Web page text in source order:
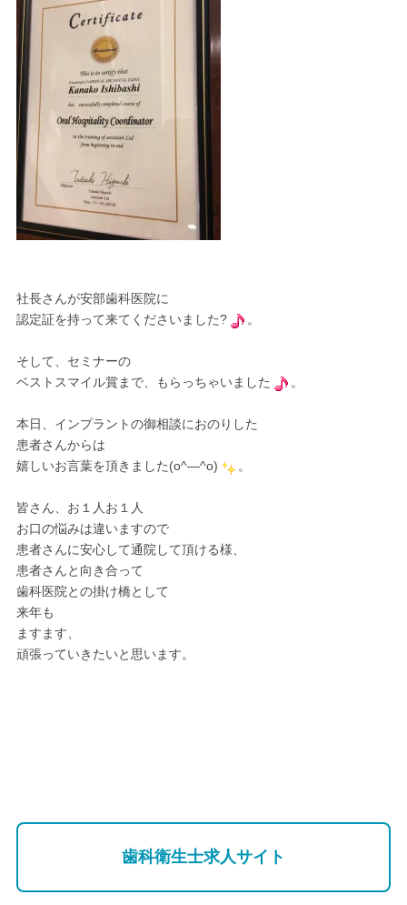
社長さんが安部歯科医院に
認定証を持って来てくださいました?
。
そして、セミナーの
ベストスマイル賞まで、もらっちゃいました
。
本日、インプラントの御相談におのりした
患者さんからは
嬉しいお言葉を頂きました(o^―^o)
。
皆さん、お１人お１人
お口の悩みは違いますので
患者さんに安心して通院して頂ける様、
患者さんと向き合って
歯科医院との掛け橋として
来年も
ますます、
頑張っていきたいと思います。
歯科衛生士求人サイト